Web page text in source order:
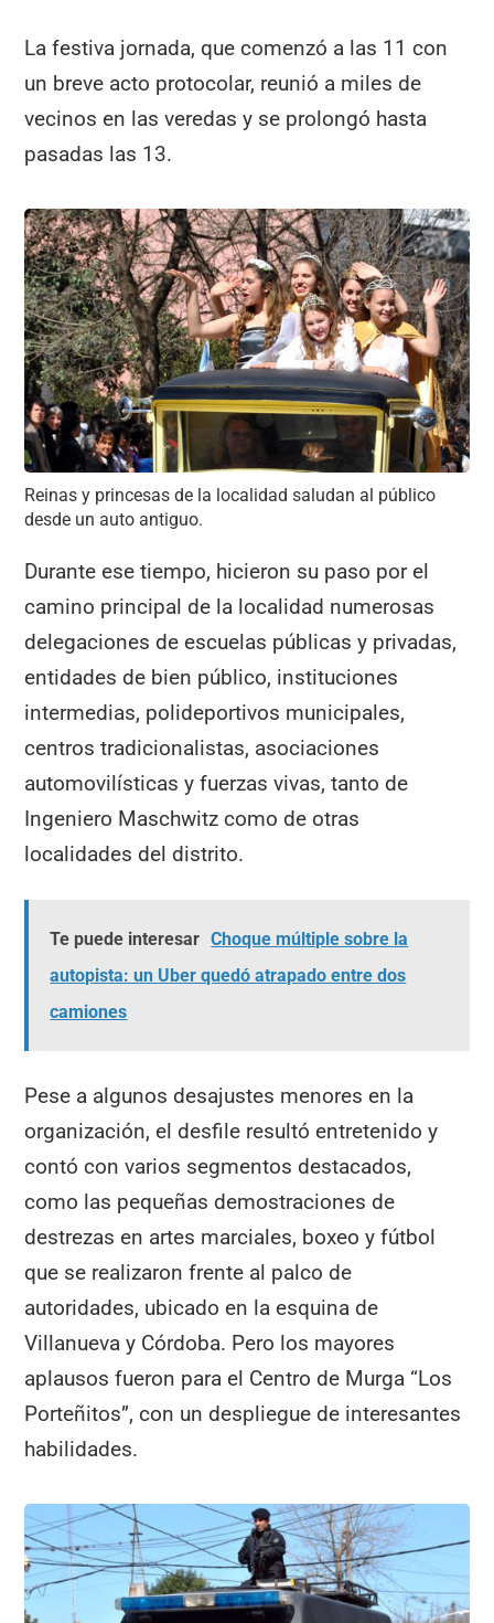
La festiva jornada, que comenzó a las 11 con
un breve acto protocolar, reunió a miles de
vecinos en las veredas y se prolongó hasta
pasadas las 13.
Reinas y princesas de la localidad saludan al público
desde un auto antiguo.
Durante ese tiempo, hicieron su paso por el
camino principal de la localidad numerosas
delegaciones de escuelas públicas y privadas,
entidades de bien público, instituciones
intermedias, polideportivos municipales,
centros tradicionalistas, asociaciones
automovilísticas y fuerzas vivas, tanto de
Ingeniero Maschwitz como de otras
localidades del distrito.
Te puede interesar Choque múltiple sobre la
autopista: un Uber quedó atrapado entre dos
camiones
Pese a algunos desajustes menores en la
organización, el desfile resultó entretenido y
contó con varios segmentos destacados,
como las pequeñas demostraciones de
destrezas en artes marciales, boxeo y fútbol
que se realizaron frente al palco de
autoridades, ubicado en la esquina de
Villanueva y Córdoba. Pero los mayores
aplausos fueron para el Centro de Murga “Los
Porteñitos”, con un despliegue de interesantes
habilidades.